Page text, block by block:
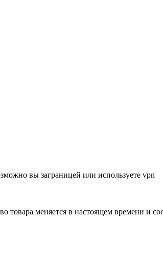
вы заграницей или используете vpn
товара меняется в настоящем времени и